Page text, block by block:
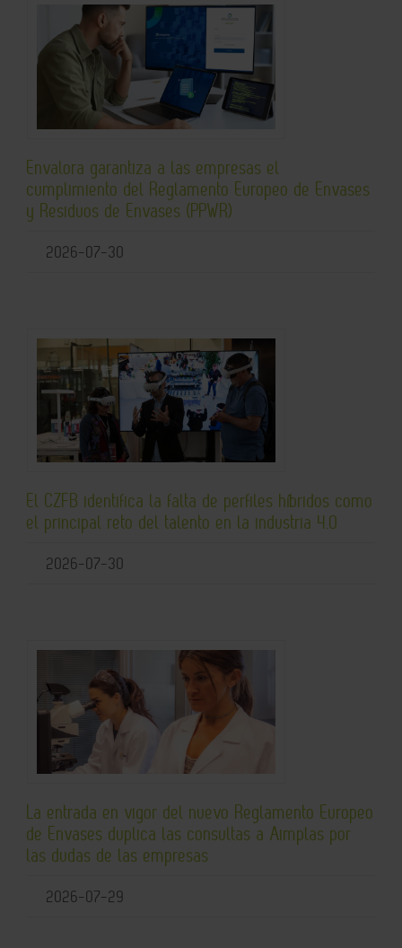
Envalora garantiza a las empresas el
cumplimiento del Reglamento Europeo de Envases
y Residuos de Envases (PPWR)
2026-07-30
El CZFB identifica la falta de perfiles híbridos como
el principal reto del talento en la industria 4.0
2026-07-30
La entrada en vigor del nuevo Reglamento Europeo
de Envases duplica las consultas a Aimplas por
las dudas de las empresas
2026-07-29